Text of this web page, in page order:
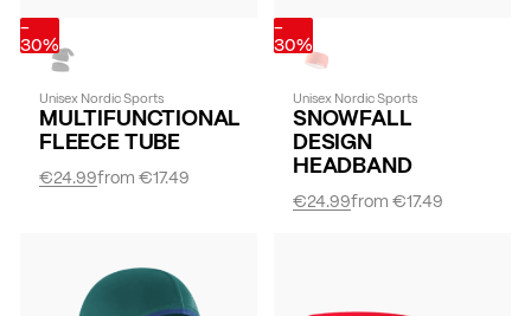
-
30%
Unisex Nordic Sports
MULTIFUNCTIONAL
FLEECE TUBE
from€17.49
€24.99
-
30%
Unisex Nordic Sports
SNOWFALL
DESIGN
HEADBAND
from€17.49
€24.99